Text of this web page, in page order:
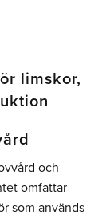
limskor,
och
omfattar
som används